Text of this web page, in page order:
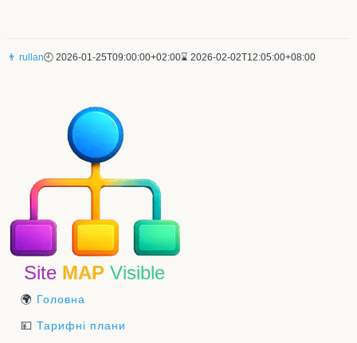
👨 rullan🕘 2026-01-25T09:00:00+02:00⌛ 2026-02-02T12:05:00+08:00
Site MAP Visible
🌍 Головна
💴 Тарифні плани